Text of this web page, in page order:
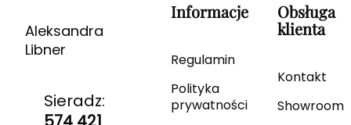
Aleksandra
Libner
Sieradz:
Informacje
Regulamin
Polityka
prywatności
Obsługa
klienta
Kontakt
Showroom